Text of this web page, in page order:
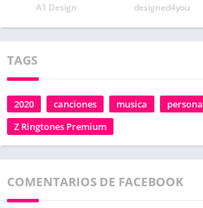
A1 Design designed4you
TAGS
2020 canciones musica
Z Ringtones Premium
COMENTARIOS DE FACEBOOK